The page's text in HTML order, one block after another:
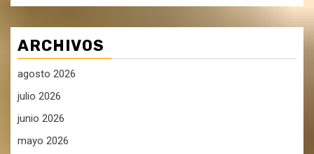
ARCHIVOS
agosto 2026
julio 2026
junio 2026
mayo 2026